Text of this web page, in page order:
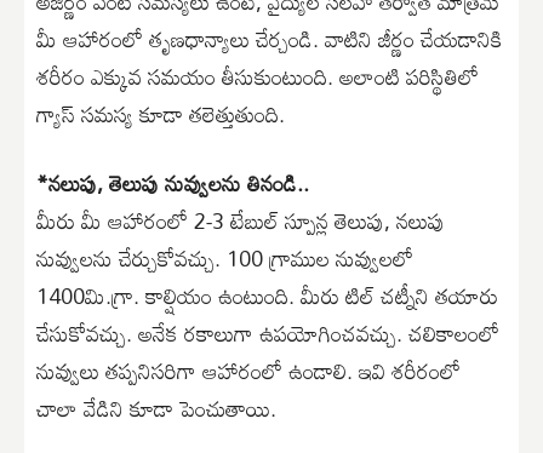
మీ ఆహారంలో తృణధాన్యాలు చేర్చండి. వాటిని జీర్ణం చేయడానికి
శరీరం ఎక్కువ సమయం తీసుకుంటుంది. అలాంటి పరిస్థితిలో
గ్యాస్ సమస్య కూడా తలెత్తుతుంది.
*నలుపు, తెలుపు నువ్వులను తినండి..
మీరు మీ ఆహారంలో 2-3 టేబుల్ స్పూన్ల తెలుపు, నలుపు
నువ్వులను చేర్చుకోవచ్చు. 100 గ్రాముల నువ్వులలో
1400మి.గ్రా. కాల్షియం ఉంటుంది. మీరు టిల్ చట్నీని తయారు
చేసుకోవచ్చు. అనేక రకాలుగా ఉపయోగించవచ్చు. చలికాలంలో
నువ్వులు తప్పనిసరిగా ఆహారంలో ఉండాలి. ఇవి శరీరంలో
చాలా వేడిని కూడా పెంచుతాయి.